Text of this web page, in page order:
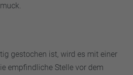
gestochen ist, wird es mit einer
empfindliche Stelle vor dem